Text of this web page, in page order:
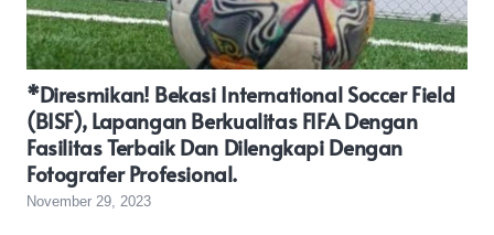
*Diresmikan! Bekasi International Soccer Field
(BISF), Lapangan Berkualitas FIFA Dengan
Fasilitas Terbaik Dan Dilengkapi Dengan
Fotografer Profesional.
November 29, 2023